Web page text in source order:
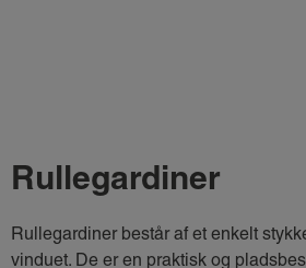
Rullegardiner
Rullegardiner består af et enkelt
vinduet. De er en praktisk og